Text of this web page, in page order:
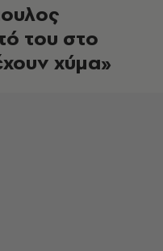
του στο
χύμα»